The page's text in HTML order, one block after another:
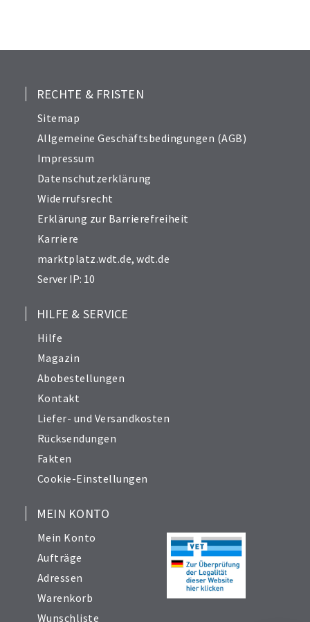
RECHTE & FRISTEN
Sitemap
Allgemeine Geschäftsbedingungen (AGB)
Impressum
Datenschutzerklärung
Widerrufsrecht
Erklärung zur Barrierefreiheit
Karriere
marktplatz.wdt.de,wdt.de
Server IP: 10
HILFE & SERVICE
Hilfe
Magazin
Abobestellungen
Kontakt
Liefer- und Versandkosten
Rücksendungen
Fakten
Cookie-Einstellungen
MEIN KONTO
Mein Konto
Aufträge
Adressen
Warenkorb
Wunschliste